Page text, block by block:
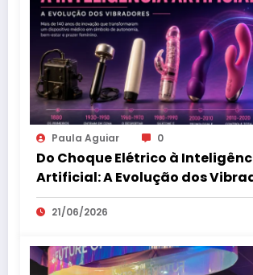
Paula Aguiar 0
Do Choque Elétrico à
Artificial: A Evolução dos
21/06/2026